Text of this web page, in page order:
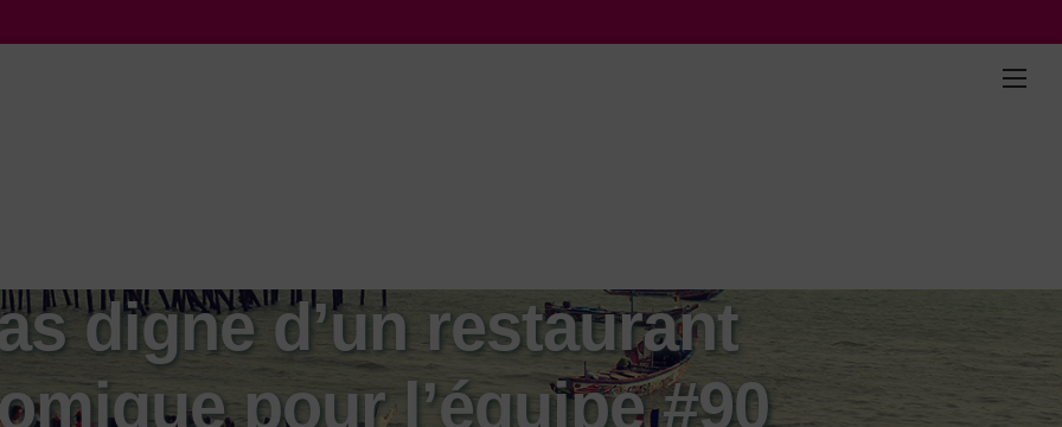
digne d’un restaurant
pour l’équipe #90